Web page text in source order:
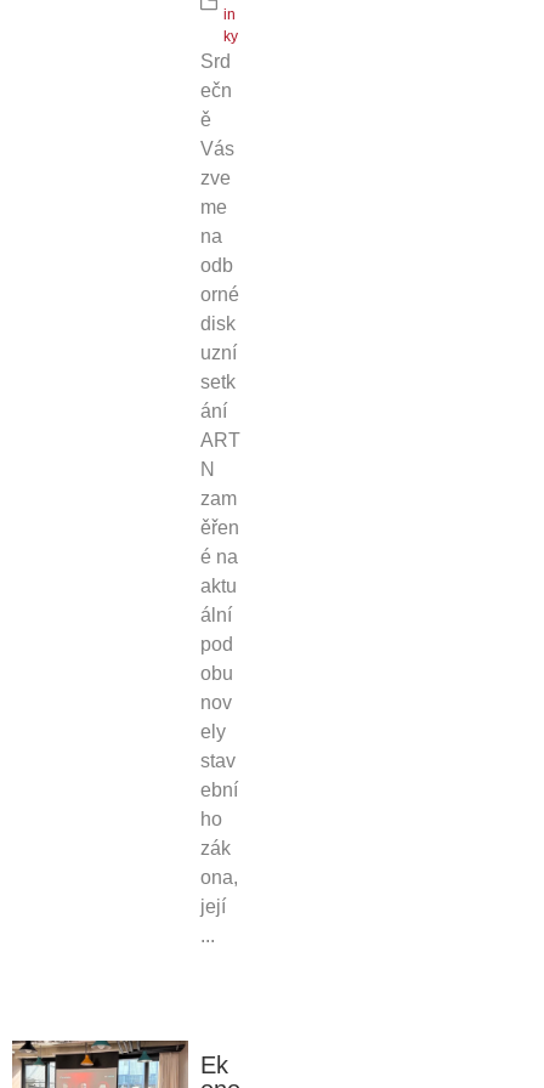
in
ky
Srd
ečn
ě
Vás
zve
me
na
odb
orné
disk
uzní
setk
ání
ART
N
zam
ěřen
é na
aktu
ální
pod
obu
nov
ely
stav
ební
ho
zák
ona,
její
...
Ek